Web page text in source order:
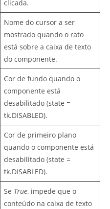
clicada.
Nome do cursor a ser
mostrado quando o rato
está sobre a caixa de texto
do componente.
Cor de fundo quando o
componente está
desabilitado (state =
tk.DISABLED).
Cor de primeiro plano
quando o componente está
desabilitado (state =
tk.DISABLED).
Se True, impede que o
conteúdo na caixa de texto